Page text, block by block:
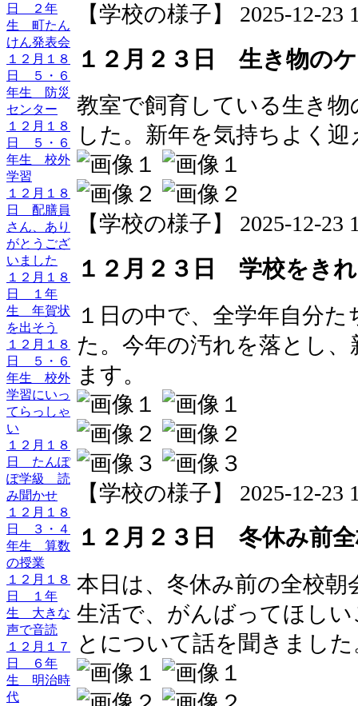
日 ２年
生 町たん
けん発表会
１２月１８
日 ５・６
年生 防災
センター
１２月１８
日 ５・６
年生 校外
学習
１２月１８
日 配膳員
さん、あり
がとうござ
いました
１２月１８
日 １年
生 年賀状
を出そう
１２月１８
日 ５・６
年生 校外
学習にいっ
てらっしゃ
い
１２月１８
日 たんぽ
ぽ学級 読
み聞かせ
１２月１８
日 ３・４
年生 算数
の授業
１２月１８
日 １年
生 大きな
声で音読
１２月１７
日 ６年
生 明治時
代
【学校の様子】 2025-12-23
１２月２３日 生き物の
教室で飼育している生き
した。新年を気持ちよく
【学校の様子】 2025-12-23
１２月２３日 学校をき
１日の中で、全学年自分
た。今年の汚れを落とし
ます。
【学校の様子】 2025-12-23
１２月２３日 冬休み前
本日は、冬休み前の全校
生活で、がんばってほし
とについて話を聞きました